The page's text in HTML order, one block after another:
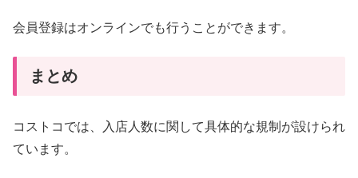
会員登録はオンラインでも行うことができます。
まとめ
コストコでは、入店人数に関して具体的な規制が設けられ
ています。